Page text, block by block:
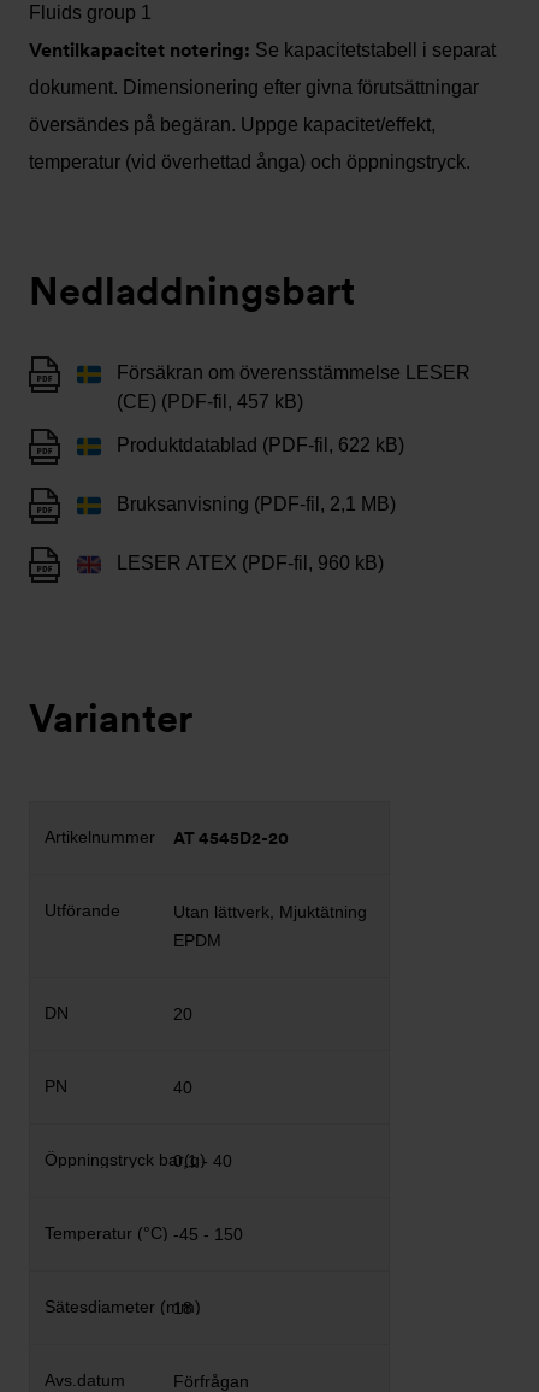
Fluids group 1
Ventilkapacitet notering: Se kapacitetstabell i separat
dokument. Dimensionering efter givna förutsättningar
översändes på begäran. Uppge kapacitet/effekt,
temperatur (vid överhettad ånga) och öppningstryck.
Nedladdningsbart
Försäkran om överensstämmelse LESER
(CE) (PDF-fil, 457 kB)
Produktdatablad (PDF-fil, 622 kB)
Bruksanvisning (PDF-fil, 2,1 MB)
LESER ATEX (PDF-fil, 960 kB)
Varianter
AT 4545D2-20
Utan lättverk, Mjuktätning
EPDM
20
40
0,1 - 40
-45 - 150
18
Förfrågan